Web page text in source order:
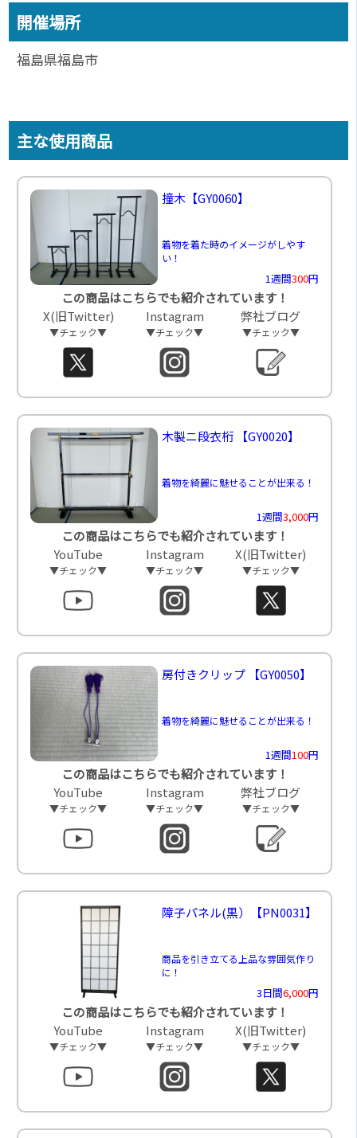
開催場所
福島県福島市
主な使用商品
撞木 【GY0060】
着物を着た時のイメージがしやす
い！
1週間300円
この商品はこちらでも紹介されています！
X(旧Twitter)
▼チェック▼
Instagram
▼チェック▼
弊社ブログ
▼チェック▼
木製ニ段衣桁 【GY0020】
着物を綺麗に魅せることが出来る！
1週間3,000円
この商品はこちらでも紹介されています！
YouTube
▼チェック▼
Instagram
▼チェック▼
X(旧Twitter)
▼チェック▼
房付きクリップ 【GY0050】
着物を綺麗に魅せることが出来る！
1週間100円
この商品はこちらでも紹介されています！
YouTube
▼チェック▼
Instagram
▼チェック▼
弊社ブログ
▼チェック▼
障子パネル(黒） 【PN0031】
商品を引き立てる上品な雰囲気作り
に！
3日間6,000円
この商品はこちらでも紹介されています！
YouTube
▼チェック▼
Instagram
▼チェック▼
X(旧Twitter)
▼チェック▼